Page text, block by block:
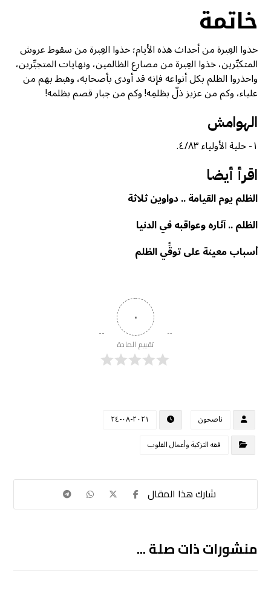
خاتمة
خذوا العِبرة من أحداث هذه الأيام؛ خذوا العِبرة من سقوط عروش
المتكبِّرين، خذوا العِبرة من مصارع الظالمين، ونهايات المتجبِّرين،
واحذروا الظلم بكل أنواعه فإنه قد أودى بأصحابه، وهبط بهم من
علياء، وكم من عزيز ذلّ بظلمِه! وكم من جبار قصم بظلمه!
الهوامش
١- حلية الأولياء ٤/٨٣.
اقرأ أيضا
الظلم يوم القيامة .. دواوين ثلاثة
الظلم .. آثاره وعواقبه في الدنيا
أسباب معينة على توقِّي الظلم
٠
تقييم المادة
ناصحون
٢٠٢١-٠٨-٢٤
فقه التزكية وأعمال القلوب
منشورات ذات صلة ...